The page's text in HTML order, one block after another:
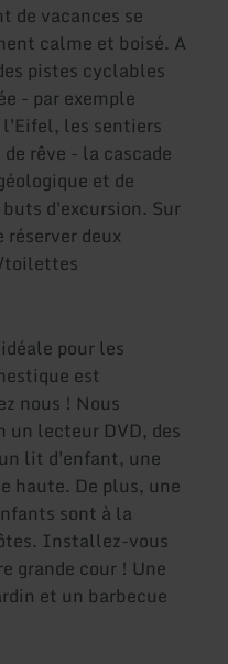
de vacances se
calme et boisé. A
pistes cyclables
- par exemple
les sentiers
rêve - la cascade
et de
d'excursion. Sur
deux
toilettes
pour les
est
nous ! Nous
un lecteur DVD, des
lit d'enfant, une
haute. De plus, une
sont à la
Installez-vous
grande cour ! Une
et un barbecue